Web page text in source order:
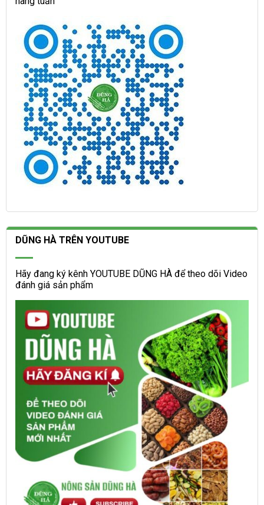
DŨNG HÀ TRÊN YOUTUBE
Hãy đang ký kênh YOUTUBE DŨNG HÀ để theo dõi Video
đánh giá sản phẩm